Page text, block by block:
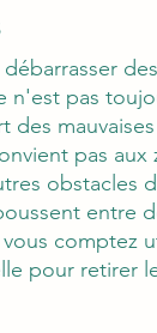
pas
pas
obstacles
entre
comptez
pour retirer